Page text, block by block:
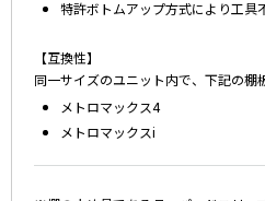
特許ボトムアップ方式により工具
【互換性】
同一サイズのユニット内で、下記の棚
メトロマックス4
メトロマックスi